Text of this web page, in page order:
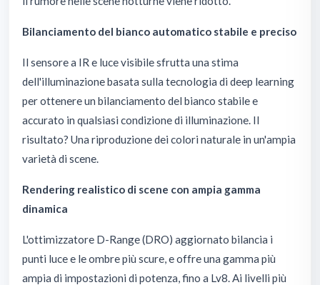
Bilanciamento del bianco automatico stabile e preciso
Il sensore a IR e luce visibile sfrutta una stima
dell'illuminazione basata sulla tecnologia di deep learning
per ottenere un bilanciamento del bianco stabile e
accurato in qualsiasi condizione di illuminazione. Il
risultato? Una riproduzione dei colori naturale in un'ampia
varietà di scene.
Rendering realistico di scene con ampia gamma
dinamica
L'ottimizzatore D-Range (DRO) aggiornato bilancia i
punti luce e le ombre più scure, e offre una gamma più
ampia di impostazioni di potenza, fino a Lv8. Ai livelli più